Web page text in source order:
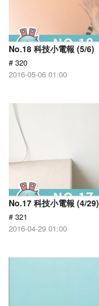
No.18 科技小電報 (5/6)
# 320
2016-05-06 01:00
No.17 科技小電報 (4/29)
# 321
2016-04-29 01:00